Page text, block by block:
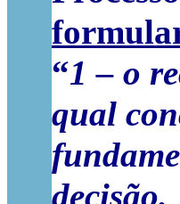
“1 – o
qual